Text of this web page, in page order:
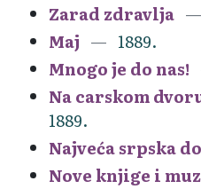
Zarad zdravlja
Maj
1889.
Mnogo je do nas!
Na carskom
1889.
Najveća srpska
Nove knjige i